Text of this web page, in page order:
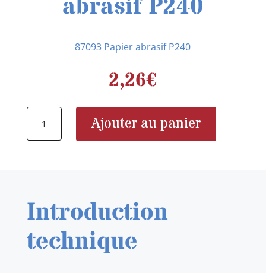
abrasif P240
87093 Papier abrasif P240
2,26€
Ajouter au panier
Introduction
technique